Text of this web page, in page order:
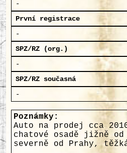
-
První registrace
-
SPZ/RZ (org.)
-
SPZ/RZ současná
-
Poznámky:
Auto na prodej cca
chatové osadě jižně
severně od Prahy,